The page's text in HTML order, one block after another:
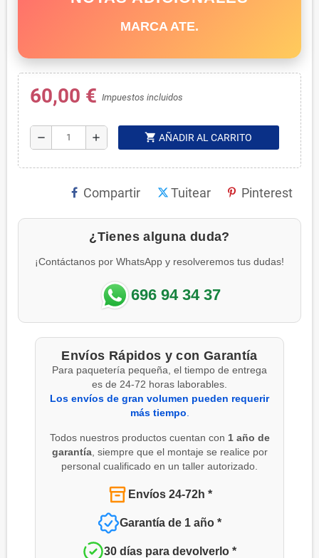
MARCA ATE.
60,00 € Impuestos incluidos
remove add shopping_cart AÑADIR AL CARRITO
Compartir Tuitear Pinterest
¿Tienes alguna duda?
¡Contáctanos por WhatsApp y resolveremos tus dudas!
696 94 34 37
Envíos Rápidos y con Garantía
Para paquetería pequeña, el tiempo de entrega
es de 24-72 horas laborables.
Los envíos de gran volumen pueden requerir
más tiempo
Todos nuestros productos cuentan con 1 año de
garantía, siempre que el montaje se realice por
personal cualificado en un taller autorizado.
Envíos 24-72h *
Garantía de 1 año *
30 días para devolverlo *